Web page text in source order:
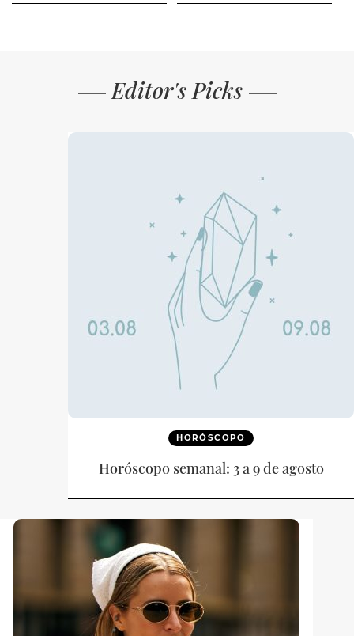
Editor's Picks
HORÓSCOPO
Horóscopo semanal: 3 a 9 de agosto